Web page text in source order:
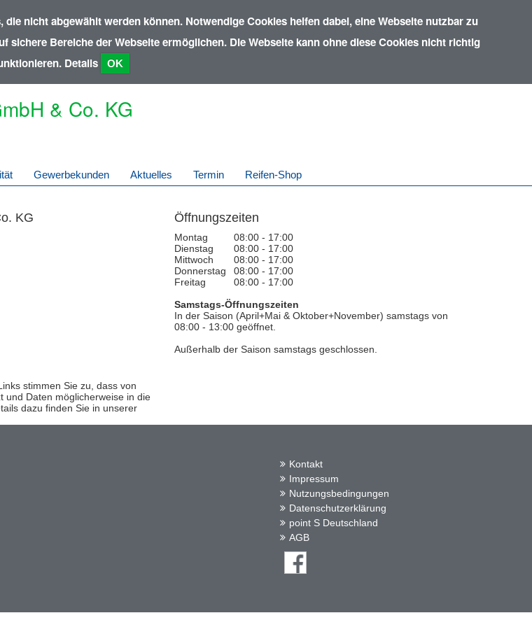
nicht abgewählt werden können. Notwendige Cookies helfen dabei, eine Webseite nutzbar zu
Bereiche der Webseite ermöglichen. Die Webseite kann ohne diese Cookies nicht richtig
Details OK
& Co. KG
Gewerbekunden Aktuelles Termin Reifen-Shop
KG Öffnungszeiten
Montag
08:00 - 17:00
Dienstag
08:00 - 17:00
Mittwoch
08:00 - 17:00
Donnerstag
08:00 - 17:00
Freitag
08:00 - 17:00
Samstags-Öffnungszeiten
In der Saison (April+Mai & Oktober+November) samstags von
08:00 - 13:00 geöffnet.
Außerhalb der Saison samstags geschlossen.
stimmen Sie zu, dass von
und Daten möglicherweise in die
dazu finden Sie in unserer
Kontakt
Impressum
Nutzungsbedingungen
Datenschutzerklärung
point S Deutschland
AGB